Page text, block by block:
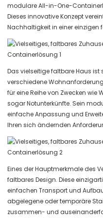
modulare All-in-One-
Dieses innovative Konzept
Nachhaltigkeit in einer einzigen
Das vielseitige faltbare Haus ist
verschiedene
für eine Reihe von Zwecken wie
sogar Notunterkünfte. Sein
einfache Anpassung und
Ihren sich ändernden
Eines der Hauptmerkmale des
faltbares Design. Diese
einfachen Transport und
abgelegene oder temporäre
zusammen- und